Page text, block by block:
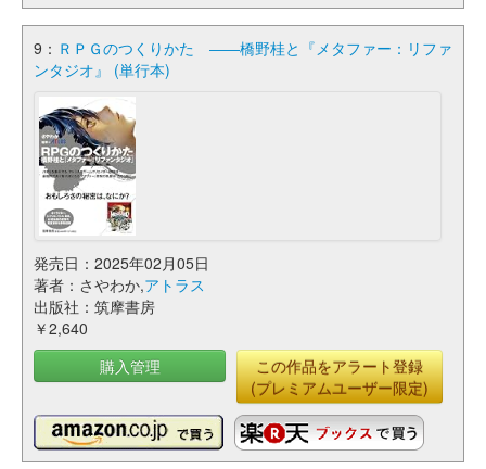
9： ＲＰＧのつくりかた ――橋野桂と『メタファー：リファ
ンタジオ』 (単行本)
発売日：2025年02月05日
著者：さやわか,アトラス
出版社：筑摩書房
￥2,640
購入管理
この作品をアラート登録
(プレミアムユーザー限定)